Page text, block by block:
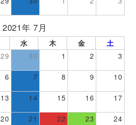
2021年 7月
水 木 金
土
29 30 1 2 3
6 7 8 9 10
13 14 15 16 17
20 21 22 23 24